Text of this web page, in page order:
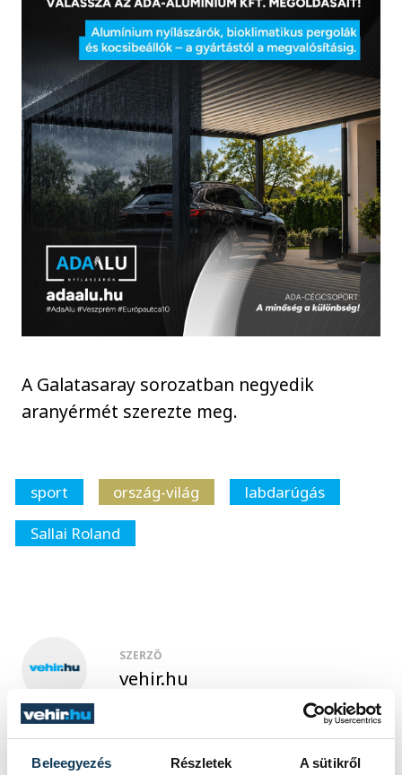
Beleegyezés Részletek A sütikről
A Galatasaray sorozatban negyedik
aranyérmét szerezte meg.
sport ország-világ
labdarúgás
Sallai Roland
SZERZŐ
vehir.hu